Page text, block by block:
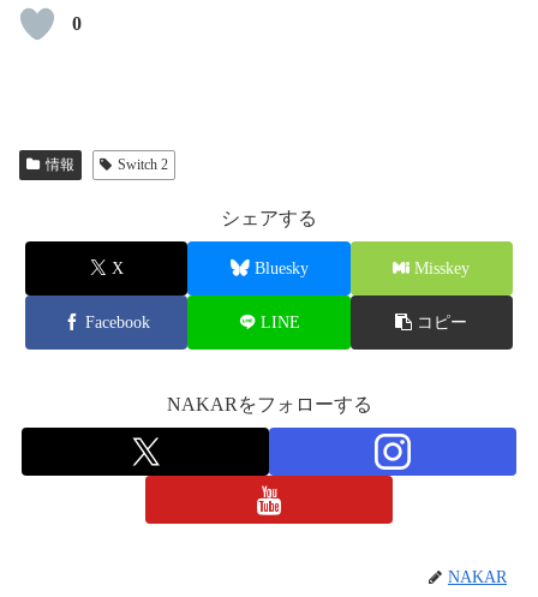
0
情報 Switch 2
シェアする
X Bluesky Misskey
Facebook LINE コピー
NAKARをフォローする
NAKAR